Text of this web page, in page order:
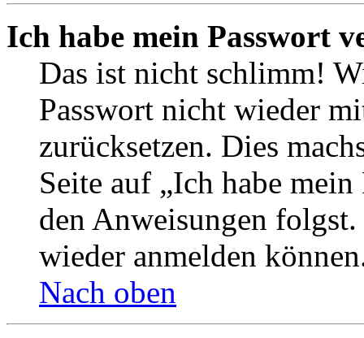
Ich habe mein Passwort
Das ist nicht schlimm!
Passwort nicht wieder
zurücksetzen. Dies
Seite auf „Ich habe
den Anweisungen
wieder anmelden
Nach oben